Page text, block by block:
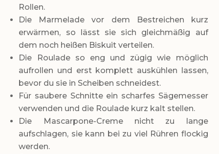
Rollen.
Die Marmelade vor dem Bestreichen kurz
erwärmen, so lässt sie sich gleichmäßig auf
dem noch heißen Biskuit verteilen.
Die Roulade so eng und zügig wie möglich
aufrollen und erst komplett auskühlen lassen,
bevor du sie in Scheiben schneidest.
Für saubere Schnitte ein scharfes Sägemesser
verwenden und die Roulade kurz kalt stellen.
Die Mascarpone-Creme nicht zu lange
aufschlagen, sie kann bei zu viel Rühren flockig
werden.